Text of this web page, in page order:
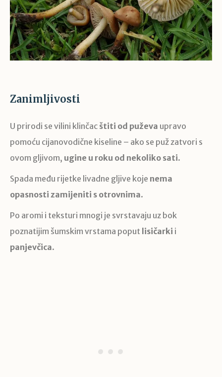
Zanimljivosti
U prirodi se vilini klinčac štiti od puževa upravo
pomoću cijanovodične kiseline – ako se puž zatvori s
ovom gljivom, ugine u roku od nekoliko sati.
Spada među rijetke livadne gljive koje nema
opasnosti zamijeniti s otrovnima.
Po aromi i teksturi mnogi je svrstavaju uz bok
poznatijim šumskim vrstama poput lisičarki i
panjevčica.